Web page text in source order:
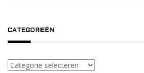
CATEGORIEËN
Categorieën